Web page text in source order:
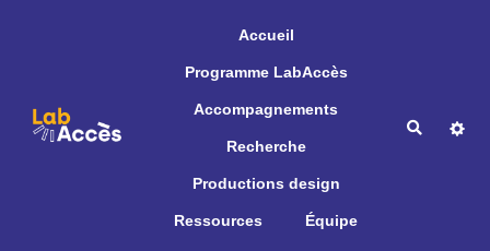
Accueil
Programme LabAccès
Accompagnements
Recherche
Productions design
Ressources Équipe